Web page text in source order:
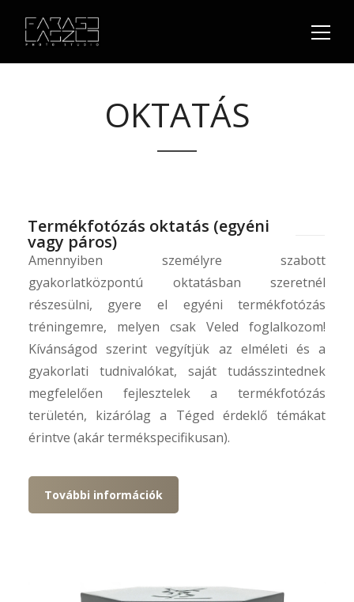
OKTATÁS
Termékfotózás oktatás (egyéni
vagy páros)
Amennyiben személyre szabott
gyakorlatközpontú oktatásban szeretnél
részesülni, gyere el egyéni termékfotózás
tréningemre, melyen csak Veled foglalkozom!
Kívánságod szerint vegyítjük az elméleti és a
gyakorlati tudnivalókat, saját tudásszintednek
megfelelően fejlesztelek a termékfotózás
területén, kizárólag a Téged érdeklő témákat
érintve (akár termékspecifikusan).
További információk